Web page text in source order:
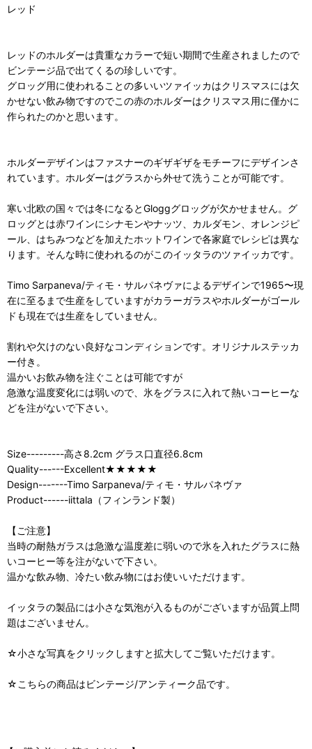
レッド
レッドのホルダーは貴重なカラーで短い期間で生産されましたので
ビンテージ品で出てくるの珍しいです。
グロッグ用に使われることの多いいツァイッカはクリスマスには欠
かせない飲み物ですのでこの赤のホルダーはクリスマス用に僅かに
作られたのかと思います。
ホルダーデザインはファスナーのギザギザをモチーフにデザインさ
れています。ホルダーはグラスから外せて洗うことが可能です。
寒い北欧の国々では冬になるとGloggグロッグが欠かせません。グ
ロッグとは赤ワインにシナモンやナッツ、カルダモン、オレンジピ
ール、はちみつなどを加えたホットワインで各家庭でレシピは異な
ります。そんな時に使われるのがこのイッタラのツァイッカです。
Timo Sarpaneva/ティモ・サルパネヴァによるデザインで1965〜現
在に至るまで生産をしていますがカラーガラスやホルダーがゴール
ドも現在では生産をしていません。
割れや欠けのない良好なコンディションです。オリジナルステッカ
ー付き。
温かいお飲み物を注ぐことは可能ですが
急激な温度変化には弱いので、氷をグラスに入れて熱いコーヒーな
どを注がないで下さい。
Size---------高さ8.2cm グラス口直径6.8cm
Quality------Excellent★★★★★
Design-------Timo Sarpaneva/ティモ・サルパネヴァ
Product------iittala（フィンランド製）
【ご注意】
当時の耐熱ガラスは急激な温度差に弱いので氷を入れたグラスに熱
いコーヒー等を注がないで下さい。
温かな飲み物、冷たい飲み物にはお使いいただけます。
イッタラの製品には小さな気泡が入るものがございますが品質上問
題はございません。
☆小さな写真をクリックしますと拡大してご覧いただけます。
☆こちらの商品はビンテージ/アンティーク品です。